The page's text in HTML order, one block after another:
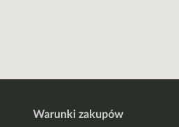
Warunki zakupów